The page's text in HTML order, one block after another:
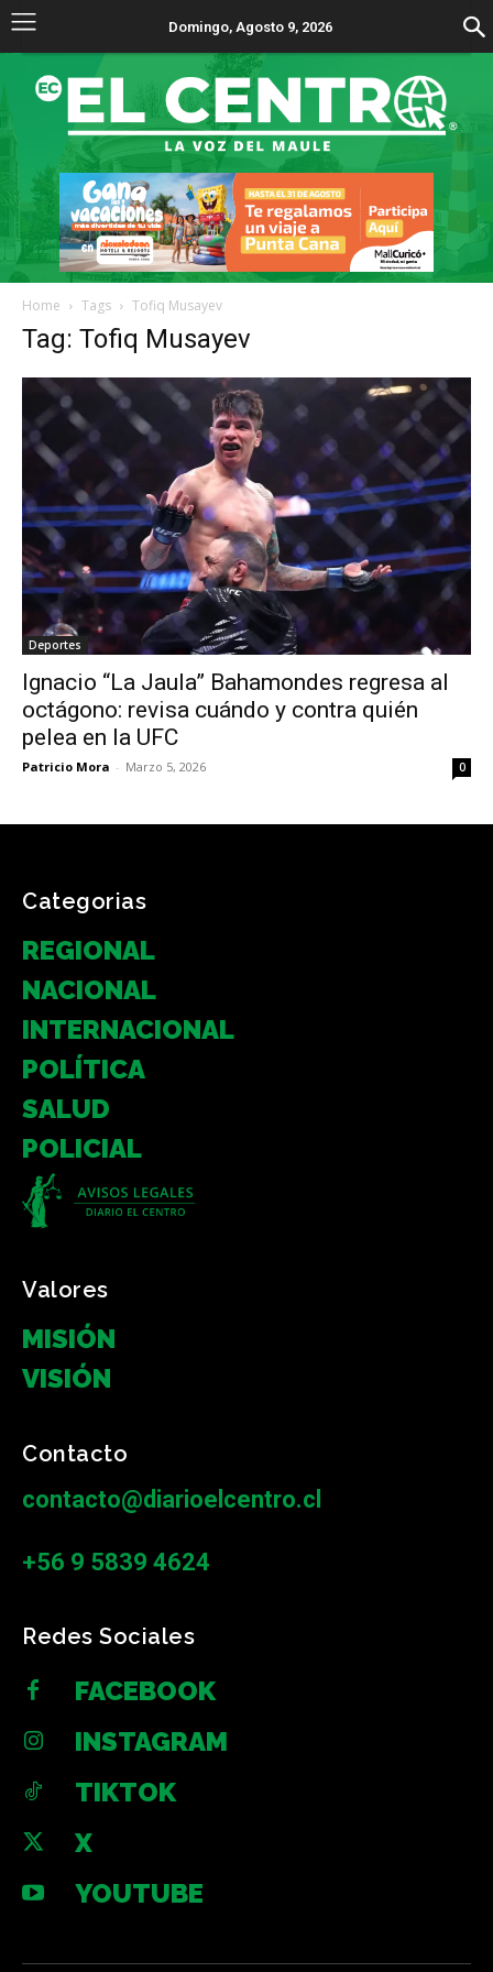
Domingo, Agosto 9, 2026
Home Tags Tofiq Musayev
Tag: Tofiq Musayev
Deportes
Ignacio “La Jaula” Bahamondes regresa al
octágono: revisa cuándo y contra quién
pelea en la UFC
Patricio Mora - Marzo 5, 2026 0
Categorias
REGIONAL
NACIONAL
INTERNACIONAL
POLÍTICA
SALUD
POLICIAL
Valores
MISIÓN
VISIÓN
Contacto
contacto@diarioelcentro.cl
+56 9 5839 4624
Redes Sociales
FACEBOOK
INSTAGRAM
TIKTOK
X
YOUTUBE